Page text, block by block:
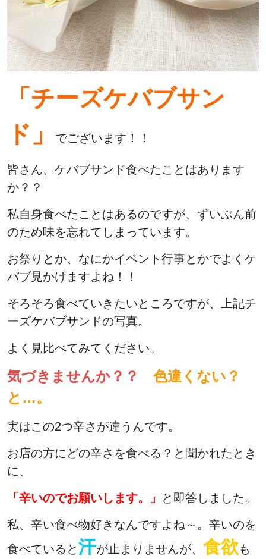
「チーズケバブサン
ド」
でございます！！
皆さん、ケバブサンド食べたことはあります
か？？
私自身食べたことはあるのですが、ずいぶん前
のため味を忘れてしまっています。
お祭りとか、なにかイベント行事とかでよくケ
バブ見かけますよね！！
そろそろ食べていきたいところですが、上記チ
ーズケバブサンドの写真。
よく見比べてみてください。
気づきませんか？？
色違くない？
と…。
実はこの2つ辛さが違うんです。
お店の方にどの辛さを食べる？と聞かれたとき
に、
「辛いのでお願いします。」 と即答しました。
私、辛い食べ物好きなんですよね～。辛いのを
食べていると汗が止まりませんが、 食欲も